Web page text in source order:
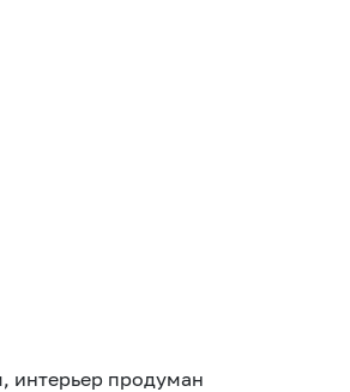
интерьер продуман